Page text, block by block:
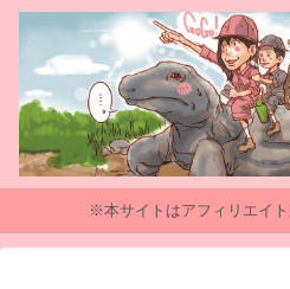
※本サイトはアフィリエイ